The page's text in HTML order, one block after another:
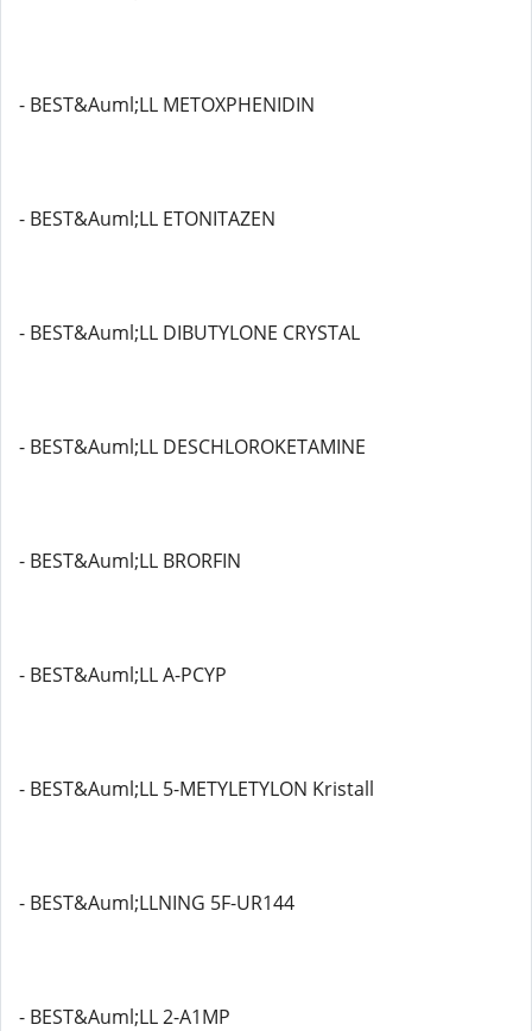
- BEST&Auml;LL METOXPHENIDIN
- BEST&Auml;LL ETONITAZEN
- BEST&Auml;LL DIBUTYLONE CRYSTAL
- BEST&Auml;LL DESCHLOROKETAMINE
- BEST&Auml;LL BRORFIN
- BEST&Auml;LL A-PCYP
- BEST&Auml;LL 5-METYLETYLON Kristall
- BEST&Auml;LLNING 5F-UR144
- BEST&Auml;LL 2-A1MP